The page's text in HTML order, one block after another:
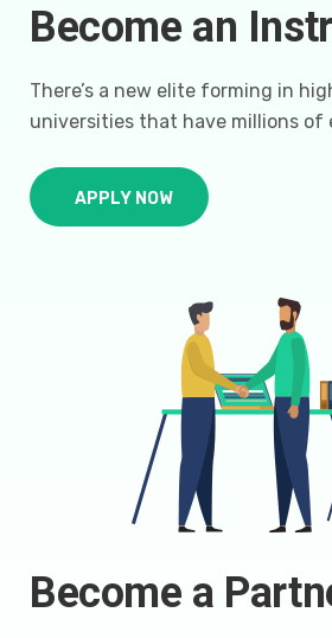
Become an
There’s a new elite forming in
universities that have millions of
APPLY NOW
Become a